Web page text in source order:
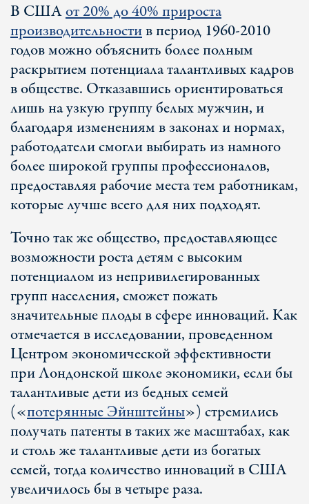
В СШАот 20% до 40% прироста
производительностив период 1960-2010
годов можно объяснить более полным
раскрытием потенциала талантливых кадров
в обществе. Отказавшись ориентироваться
лишь на узкую группу белых мужчин, и
благодаря изменениям в законах и нормах,
работодатели смогли выбирать из намного
более широкой группы профессионалов,
предоставляя рабочие места тем работникам,
которые лучше всего для них подходят.
Точно так же общество, предоставляющее
возможности роста детям с высоким
потенциалом из непривилегированных
групп населения, сможет пожать
значительные плоды в сфере инноваций. Как
отмечается в исследовании, проведенном
Центром экономической эффективности
при Лондонской школе экономики, если бы
талантливые дети из бедных семей
(«потерянные Эйнштейны») стремились
получать патенты в таких же масштабах, как
и столь же талантливые дети из богатых
семей, тогда количество инноваций в США
увеличилось бы в четыре раза.